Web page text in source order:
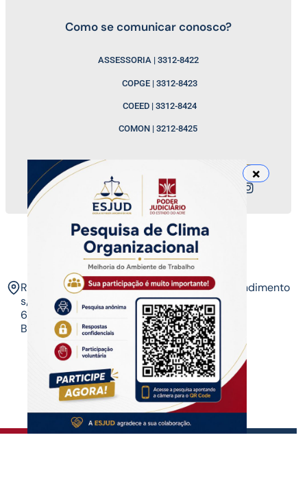
Como se comunicar conosco?
ASSESSORIA | 3312-8422
COPGE | 3312-8423
COEED | 3312-8424
COMON | 3212-8425
Nossos canais
ESJUD
Rua Tribunal de Justiça,
s/n. Via Verde.
69.915-631 – Rio
Branco-AC.​
Horário de Atendimento
07 às 14 horas​
Copyrigth ® | Escola do Poder Judiciário
Todos os direitos reservados